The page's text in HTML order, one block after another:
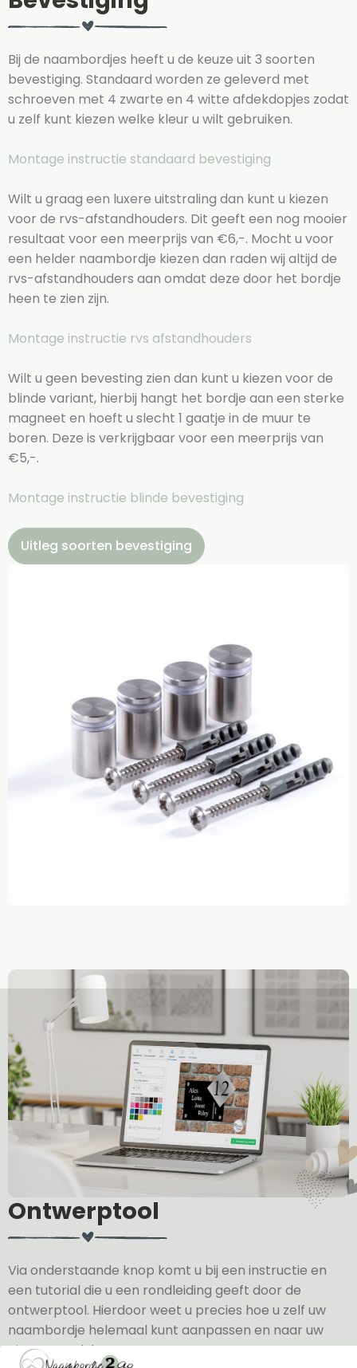
Bij de naambordjes heeft u de keuze uit 3 soorten
bevestiging. Standaard worden ze geleverd met
schroeven met 4 zwarte en 4 witte afdekdopjes zodat
u zelf kunt kiezen welke kleur u wilt gebruiken.
Montage instructie standaard bevestiging
Wilt u graag een luxere uitstraling dan kunt u kiezen
voor de rvs-afstandhouders. Dit geeft een nog mooier
resultaat voor een meerprijs van €6,-. Mocht u voor
een helder naambordje kiezen dan raden wij altijd de
rvs-afstandhouders aan omdat deze door het bordje
heen te zien zijn.
Montage instructie rvs afstandhouders
Wilt u geen bevesting zien dan kunt u kiezen voor de
blinde variant, hierbij hangt het bordje aan een sterke
magneet en hoeft u slecht 1 gaatje in de muur te
boren. Deze is verkrijgbaar voor een meerprijs van
€5,-.
Montage instructie blinde bevestiging
Uitleg soorten bevestiging
Ontwerptool
Via onderstaande knop komt u bij een instructie en
een tutorial die u een rondleiding geeft door de
ontwerptool. Hierdoor weet u precies hoe u zelf uw
naambordje helemaal kunt aanpassen en naar uw
eigen smaak kunt ontwerpen.